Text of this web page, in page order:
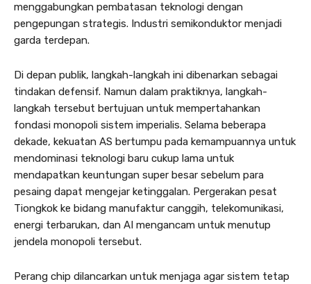
menggabungkan pembatasan teknologi dengan
pengepungan strategis. Industri semikonduktor menjadi
garda terdepan.
Di depan publik, langkah-langkah ini dibenarkan sebagai
tindakan defensif. Namun dalam praktiknya, langkah-
langkah tersebut bertujuan untuk mempertahankan
fondasi monopoli sistem imperialis. Selama beberapa
dekade, kekuatan AS bertumpu pada kemampuannya untuk
mendominasi teknologi baru cukup lama untuk
mendapatkan keuntungan super besar sebelum para
pesaing dapat mengejar ketinggalan. Pergerakan pesat
Tiongkok ke bidang manufaktur canggih, telekomunikasi,
energi terbarukan, dan AI mengancam untuk menutup
jendela monopoli tersebut.
Perang chip dilancarkan untuk menjaga agar sistem tetap